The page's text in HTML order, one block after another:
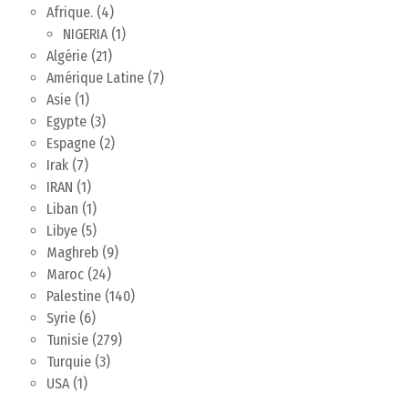
Afrique. (4)
NIGERIA(1)
Algérie (21)
Amérique Latine (7)
Asie (1)
Egypte (3)
Espagne (2)
Irak (7)
IRAN (1)
Liban (1)
Libye (5)
Maghreb (9)
Maroc (24)
Palestine (140)
Syrie (6)
Tunisie (279)
Turquie (3)
USA(1)